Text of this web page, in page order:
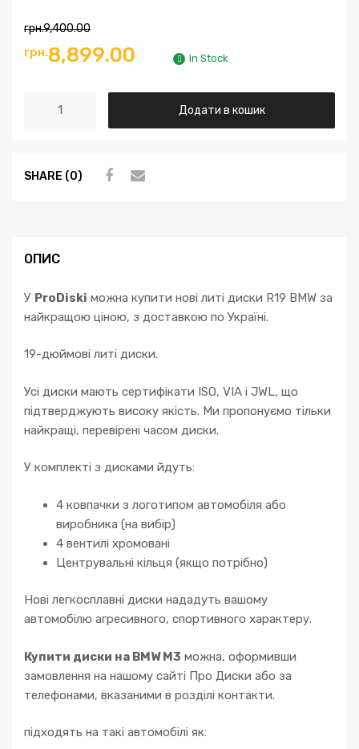
грн.9,400.00
грн.8,899.00 In Stock
Додати в кошик
SHARE (0)
ОПИС
У ProDiski можна купити нові литі диски R19 BMW за
найкращою ціною, з доставкою по Україні.
19-дюймові литі диски.
Усі диски мають сертифікати ISO, VIA і JWL, що
підтверджують високу якість. Ми пропонуємо тільки
найкращі, перевірені часом диски.
У комплекті з дисками йдуть:
4 ковпачки з логотипом автомобіля або
виробника (на вибір)
4 вентилі хромовані
Центрувальні кільця (якщо потрібно)
Нові легкосплавні диски нададуть вашому
автомобілю агресивного, спортивного характеру.
Купити диски на BMW M3 можна, оформивши
замовлення на нашому сайті Про Диски або за
телефонами, вказаними в розділі контакти.
підходять на такі автомобілі як: